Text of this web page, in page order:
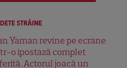
STRĂINE
Yaman revine pe ecrane
o ipostază complet
Actorul joacă un